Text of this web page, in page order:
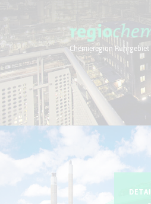
Chemieregion